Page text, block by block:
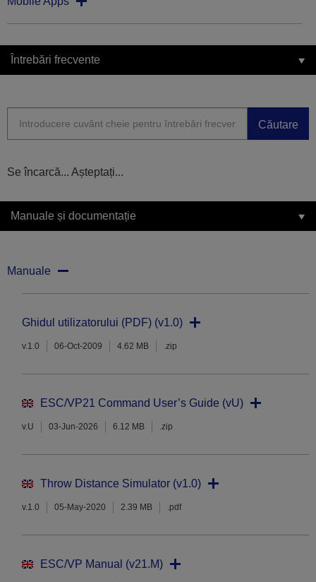
Întrebări frecvente
Căutare
Se încarcă... Așteptați...
Manuale și documentație
Manuale
Ghidul utilizatorului (PDF) (v1.0)
v.1.0 06-Oct-2009 4.62 MB .zip
ESC/VP21 Command User’s Guide (vU)
v.U 03-Jun-2026 6.12 MB .zip
Throw Distance Simulator (v1.0)
v.1.0 05-May-2020 2.39 MB .pdf
ESC/VP Manual (v21.M)